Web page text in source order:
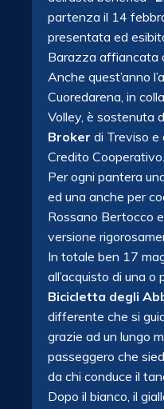
partenza il 14
presentata ed
Barazza affiancata
Anche quest’anno
Cuoredarena, in
Volley, è sostenuta
Broker di Treviso e
Credito Cooperativo.
Per ogni pantera
ed una anche per
Rossano Bertocco
versione
In totale ben 17
all’acquisto di una o
Bicicletta degli
differente che si
grazie ad un lungo
passeggero che
da chi conduce il
Dopo il bianco, il